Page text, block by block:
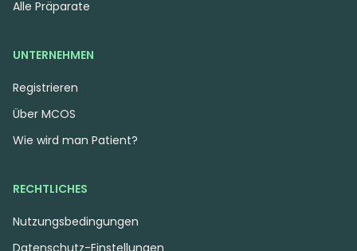
Alle Präparate
UNTERNEHMEN
Registrieren
Über MCOS
Wie wird man Patient?
RECHTLICHES
Nutzungsbedingungen